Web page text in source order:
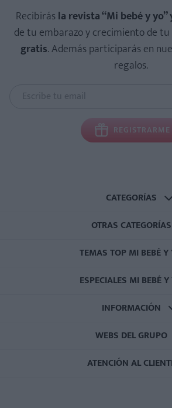
Recibirásla revista “Mi bebé y
de tu embarazo y crecimiento de
gratis. Además participarás en
regalos.
REGISTRARME
CATEGORÍAS
OTRAS CATEGORÍAS
TEMAS TOP MI BEBÉ Y
ESPECIALES MI BEBÉ
INFORMACIÓN
WEBS DEL GRUPO
ATENCIÓN AL